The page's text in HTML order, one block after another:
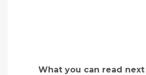
What you can read next